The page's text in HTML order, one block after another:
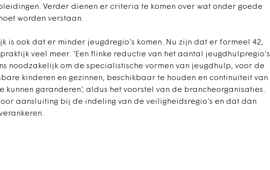
Verder dienen er criteria te komen over wat onder goede
worden verstaan.
is ook dat er minder jeugdregio’s komen. Nu zijn dat er formeel 42,
veel meer. ‘Een flinke reductie van het aantal jeugdhulpregio’s
noodzakelijk om de specialistische vormen van jeugdhulp, voor de
kinderen en gezinnen, beschikbaar te houden en continuïteit van
kunnen garanderen’, aldus het voorstel van de brancheorganisaties.
aansluiting bij de indeling van de veiligheidsregio’s en dat dan